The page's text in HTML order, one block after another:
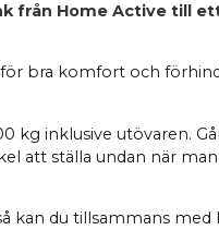
från Home Active till
bra komfort och
kg inklusive utövaren.
att ställa undan när
kan du tillsammans med